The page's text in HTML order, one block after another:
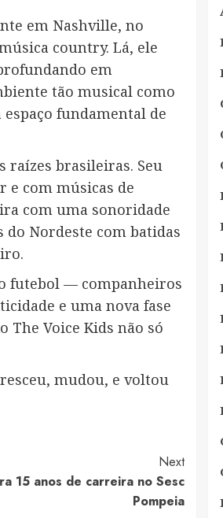
em Nashville, no
country. Lá, ele
em
tão musical como
fundamental de
raízes brasileiras. Seu
e com músicas de
com uma sonoridade
Nordeste com batidas
futebol — companheiros
e uma nova fase
Voice Kids não só
mudou, e voltou
Next
15 anos de carreira no Sesc
Pompeia